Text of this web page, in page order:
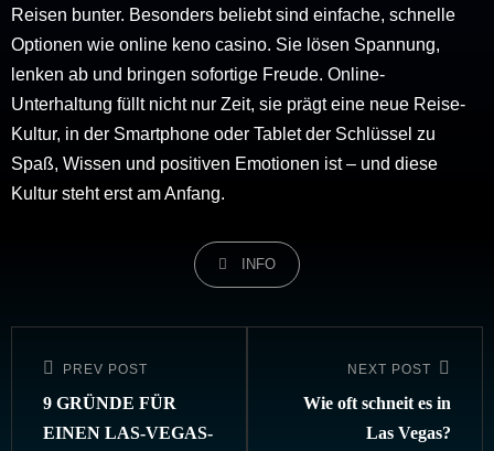
Reisen bunter. Besonders beliebt sind einfache, schnelle
Optionen wie online keno casino. Sie lösen Spannung,
lenken ab und bringen sofortige Freude. Online-
Unterhaltung füllt nicht nur Zeit, sie prägt eine neue Reise-
Kultur, in der Smartphone oder Tablet der Schlüssel zu
Spaß, Wissen und positiven Emotionen ist – und diese
Kultur steht erst am Anfang.
CATEGORIES
INFO
Previous
Post
PREV POST
9 GRÜNDE FÜR
EINEN LAS-VEGAS-
Post
NEXT POST
Wie oft schneit es in
Las Vegas?